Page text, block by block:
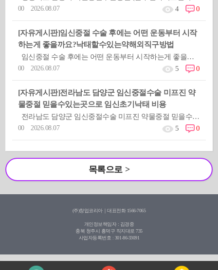
00 2026.08.07 4 0
[자유게시판]임신중절 수술 후에는 어떤 운동부터 시작
하는게 좋을까요?낙태할수있는약해외직구방법
임신중절 수술 후에는 어떤 운동부터 시작하는게 좋을까요?낙태할수있는약해외직구방법옳지않은 피임방법을 사용했거나 피임실
00 2026.08.07 5 0
[자유게시판]전라남도 담양군 임신중절수술 미프진 약
물중절 믿을수있는곳으로 임신초기낙­태 비용
전라남도 담양군 임신중절수술 미프진 약물중절 믿을수있는곳으로 임신초기낙­태 비용옳지않은 피임방법을 사용했거나 피임실
00 2026.08.07 5 0
목록으로 >
(주)창업코리아｜대표전화 1566-7065
개인정보책임자 : 김경중
충북 청주시 흥덕구 직지대로 735
사업자등록번호 : 301-86-33091